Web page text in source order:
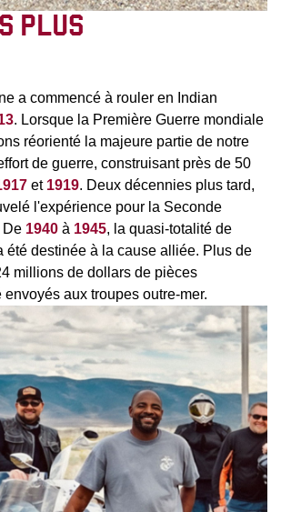
PLUS
a commencé à rouler en Indian
. Lorsque la Première Guerre mondiale
réorienté la majeure partie de notre
de guerre, construisant près de 50
et 1919. Deux décennies plus tard,
l'expérience pour la Seconde
De 1940 à 1945, la quasi-totalité de
été destinée à la cause alliée. Plus de
millions de dollars de pièces
aux troupes outre-mer.